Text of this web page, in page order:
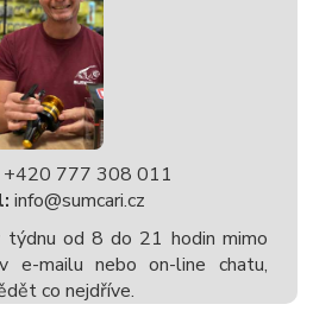
+420 777 308 011
info@sumcari.cz
od 8 do 21 hodin mimo
e-mailu nebo on-line chatu,
co nejdříve.